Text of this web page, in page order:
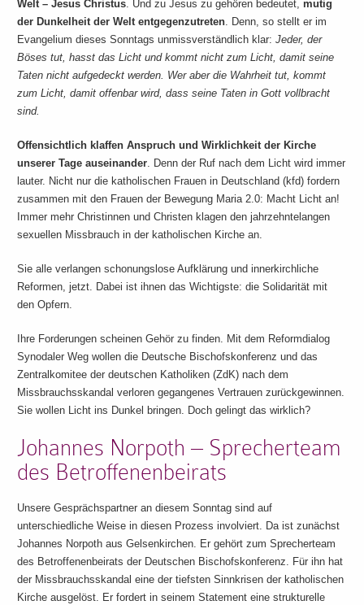
Welt – Jesus Christus. Und zu Jesus zu gehören bedeutet,mutig
der Dunkelheit der Welt entgegenzutreten. Denn, so stellt er im
Evangelium dieses Sonntags unmissverständlich klar:Jeder, der
Böses tut, hasst das Licht und kommt nicht zum Licht, damit seine
Taten nicht aufgedeckt werden. Wer aber die Wahrheit tut, kommt
zum Licht, damit offenbar wird, dass seine Taten in Gott vollbracht
sind.
Offensichtlich klaffen Anspruch und Wirklichkeit der Kirche
unserer Tage auseinander. Denn der Ruf nach dem Licht wird immer
lauter. Nicht nur die katholischen Frauen in Deutschland (kfd) fordern
zusammen mit den Frauen der Bewegung Maria 2.0: Macht Licht an!
Immer mehr Christinnen und Christen klagen den jahrzehntelangen
sexuellen Missbrauch in der katholischen Kirche an.
Sie alle verlangen schonungslose Aufklärung und innerkirchliche
Reformen, jetzt. Dabei ist ihnen das Wichtigste: die Solidarität mit
den Opfern.
Ihre Forderungen scheinen Gehör zu finden. Mit dem Reformdialog
Synodaler Weg wollen die Deutsche Bischofskonferenz und das
Zentralkomitee der deutschen Katholiken (ZdK) nach dem
Missbrauchsskandal verloren gegangenes Vertrauen zurückgewinnen.
Sie wollen Licht ins Dunkel bringen. Doch gelingt das wirklich?
Johannes Norpoth – Sprecherteam
des Betroffenenbeirats
Unsere Gesprächspartner an diesem Sonntag sind auf
unterschiedliche Weise in diesen Prozess involviert. Da ist zunächst
Johannes Norpoth aus Gelsenkirchen. Er gehört zum Sprecherteam
des Betroffenenbeirats der Deutschen Bischofskonferenz. Für ihn hat
der Missbrauchsskandal eine der tiefsten Sinnkrisen der katholischen
Kirche ausgelöst. Er fordert in seinem Statement eine strukturelle